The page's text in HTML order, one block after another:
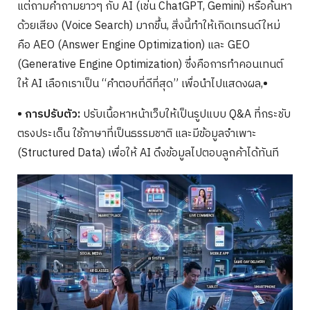
แต่ถามคำถามยาวๆ กับ AI (เช่น ChatGPT, Gemini) หรือค้นหา
ด้วยเสียง (Voice Search) มากขึ้น, สิ่งนี้ทำให้เกิดเทรนด์ใหม่
คือ AEO (Answer Engine Optimization) และ GEO
(Generative Engine Optimization) ซึ่งคือการทำคอนเทนต์
ให้ AI เลือกเราเป็น “คำตอบที่ดีที่สุด” เพื่อนำไปแสดงผล,•
• การปรับตัว:ปรับเนื้อหาหน้าเว็บให้เป็นรูปแบบ Q&A ที่กระชับ
ตรงประเด็น ใช้ภาษาที่เป็นธรรมชาติ และมีข้อมูลจำเพาะ
(Structured Data) เพื่อให้ AI ดึงข้อมูลไปตอบลูกค้าได้ทันที